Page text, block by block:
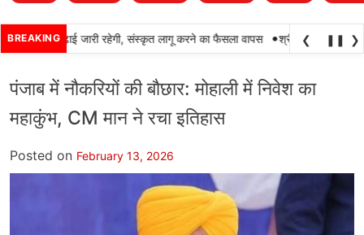
BREAKING
पंजाबी की पढ़ाई जारी रहेगी, संस्कृत लागू करने का फैसला वापस • श्री गुरु हरिकृष्ण
❮ ❚❚ ❯
पंजाब में नौकरियों की बौछार: मोहाली में निवेश का
महाकुंभ, CM मान ने रचा इतिहास
Posted on February 13, 2026